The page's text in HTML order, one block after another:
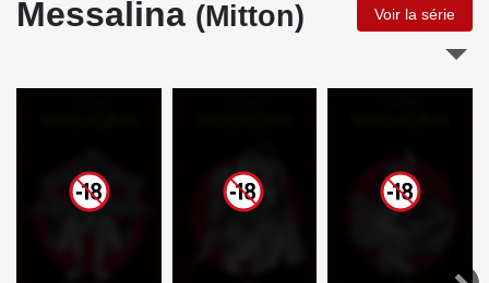
Messalina (Mitton) Voir la série